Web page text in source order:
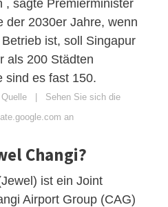
, sagte Premierminister
der 2030er Jahre, wenn
ist, soll Singapur
als 200 Städten
sind es fast 150.
| Sehen Sie sich die
an
Changi?
ist ein Joint
Airport Group (CAG)